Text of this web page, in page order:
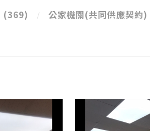
(369) 公家機關(共同供應契約)